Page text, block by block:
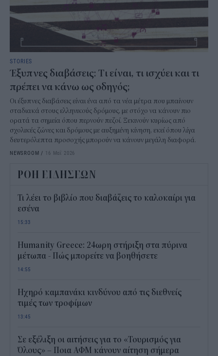
STORIES
Έξυπνες διαβάσεις: Tι είναι, τι ισχύει και τι
πρέπει να κάνω ως οδηγός;
Οι έξυπνες διαβάσεις είναι ένα από τα νέα μέτρα που μπαίνουν
σταδιακά στους ελληνικούς δρόμους, με στόχο να κάνουν πιο
ορατά τα σημεία όπου περνούν πεζοί. Ξεκινούν κυρίως από
σχολικές ζώνες και δρόμους με αυξημένη κίνηση, εκεί όπου λίγα
δευτερόλεπτα προσοχής μπορούν να κάνουν μεγάλη διαφορά.
NEWSROOM / 16 Μαΐ 2026
ΡΟΗ ΕΙΔΗΣΕΩΝ
Τι λέει το βιβλίο που διαβάζεις το καλοκαίρι για
εσένα
15:33
Humanity Greece: 24ωρη στήριξη στα πύρινα
μέτωπα - Πώς μπορείτε να βοηθήσετε
14:55
Ηχηρό καμπανάκι κινδύνου από τις διεθνείς
τιμές των τροφίμων
13:45
Σε εξέλιξη οι αιτήσεις για το «Τουρισμός για
Όλους» – Ποια ΑΦΜ κάνουν αίτηση σήμερα